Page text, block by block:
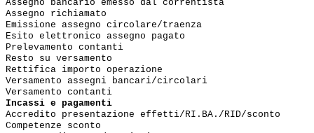
Assegno bancario emesso dal correntista
Assegno richiamato
Emissione assegno circolare/traenza
Esito elettronico assegno pagato
Prelevamento contanti
Resto su versamento
Rettifica importo operazione
Versamento assegni bancari/circolari
Versamento contanti
Incassi e pagamenti
Accredito presentazione effetti/RI.BA./RID/sconto
Competenze sconto